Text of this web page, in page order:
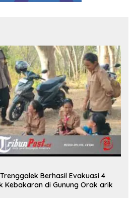
Berhasil Evakuasi 4
Kebakaran di Gunung Orak arik